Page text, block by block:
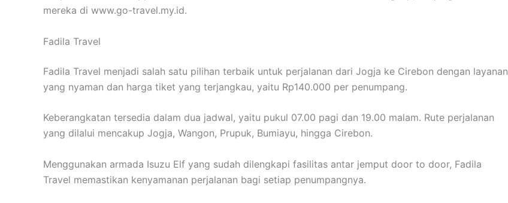
mereka di www.go-travel.my.id.
Fadila Travel
Fadila Travel menjadi salah satu pilihan terbaik untuk perjalanan dari Jogja ke Cirebon dengan layanan
yang nyaman dan harga tiket yang terjangkau, yaitu Rp140.000 per penumpang.
Keberangkatan tersedia dalam dua jadwal, yaitu pukul 07.00 pagi dan 19.00 malam. Rute perjalanan
yang dilalui mencakup Jogja, Wangon, Prupuk, Bumiayu, hingga Cirebon.
Menggunakan armada Isuzu Elf yang sudah dilengkapi fasilitas antar jemput door to door, Fadila
Travel memastikan kenyamanan perjalanan bagi setiap penumpangnya.